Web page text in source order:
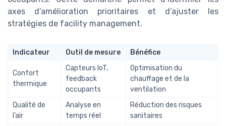
axes d’amélioration prioritaires et d’ajuster les
stratégies de facility management.
Indicateur Outil de mesure Bénéfice
Confort
thermique
Capteurs IoT,
feedback
occupants
Optimisation du
chauffage et de la
ventilation
Qualité de
l’air
Analyse en
temps réel
Réduction des risques
sanitaires